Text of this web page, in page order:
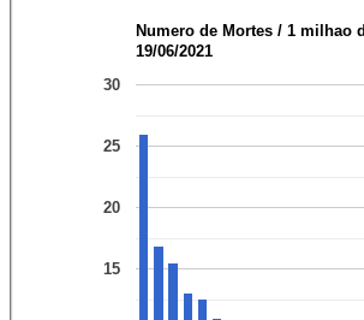
Numero de Mortes / 1 milhao
19/06/2021
15
20
25
30